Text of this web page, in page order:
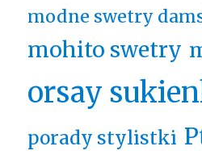
modne swetry
mohito swetry
orsay
porady stylistki